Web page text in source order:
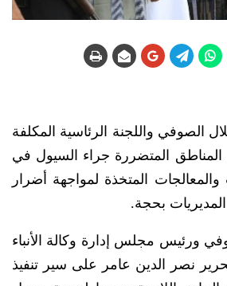
الصوفي واللجنة الرئاسية المكلفة
المناطق المتضررة جراء السيول في
المتخذة لمواجهة أضرار
بحجة.
ورئيس مجلس إدارة وكالة الأنباء
نصر الدين عامر على سير تنفيذ